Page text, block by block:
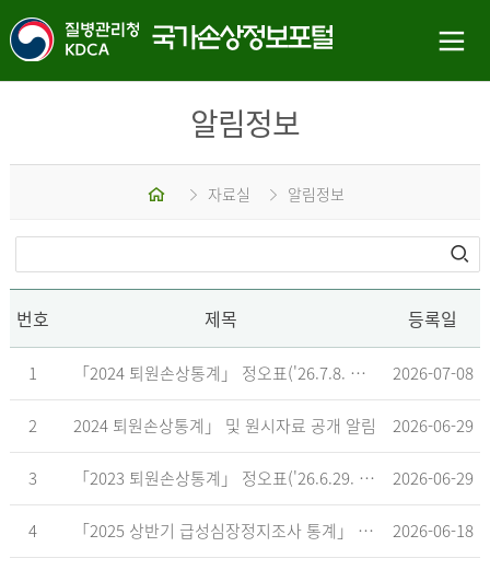
알림정보
홈 자료실 알림정보
번호 제목 등록일
1 「2024 퇴원손상통계」 정오표('26.7.8. 기준) 2026-07-08
2 2024 퇴원손상통계」 및 원시자료 공개 알림 2026-06-29
3 「2023 퇴원손상통계」 정오표('26.6.29. 기준) 2026-06-29
4 「2025 상반기 급성심장정지조사 통계」 공표 2026-06-18